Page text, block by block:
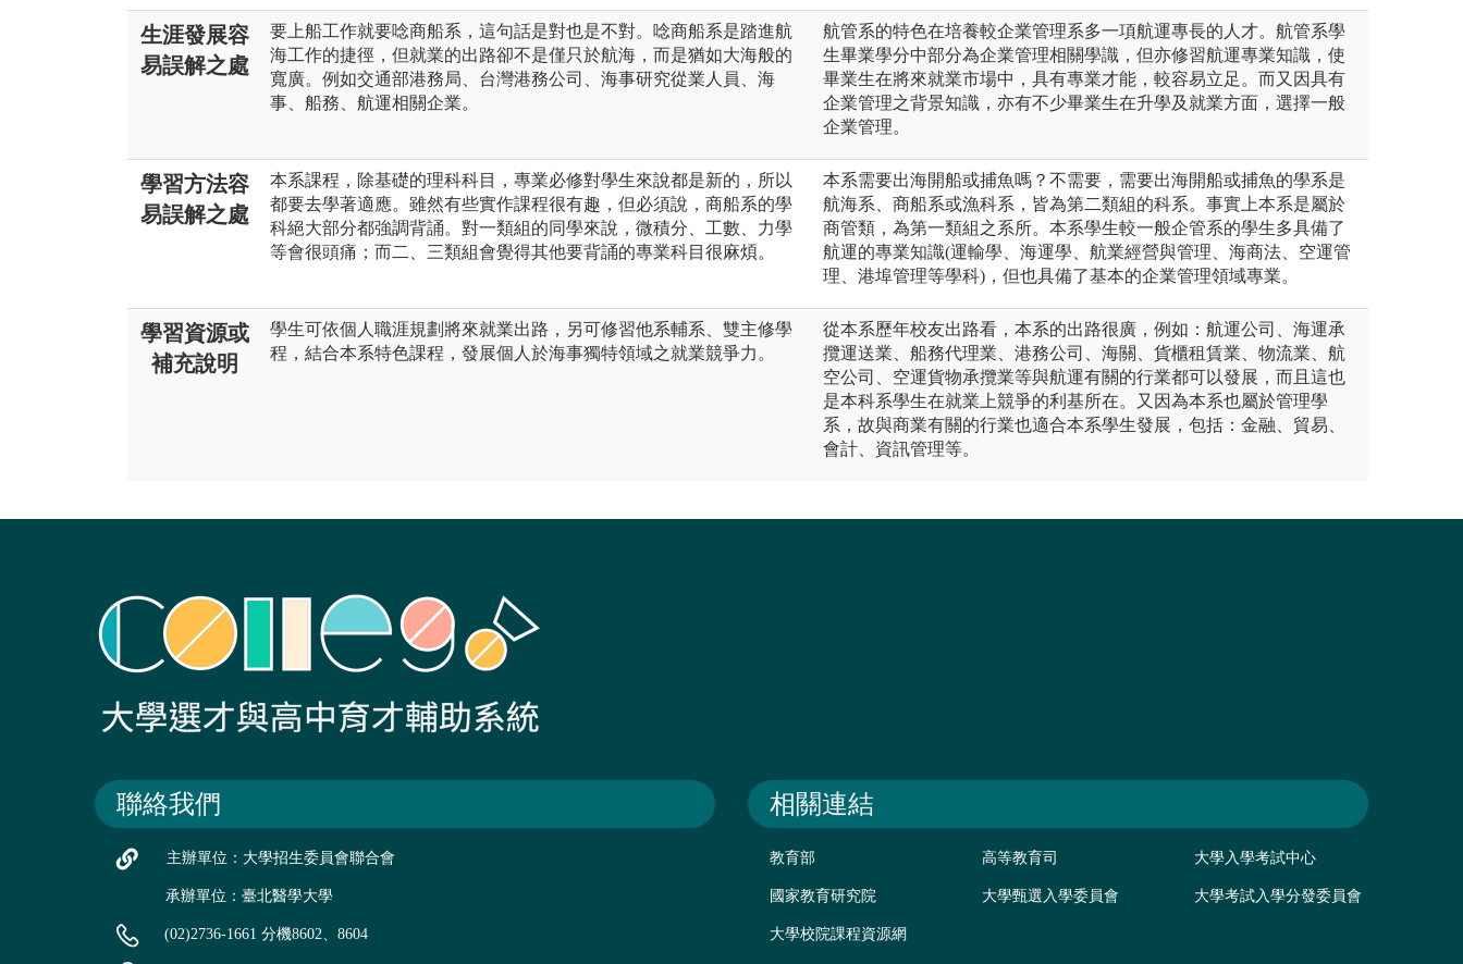
生涯發展容
易誤解之處
要上船工作就要唸商船系，這句話是對也是不對。唸商船系是踏進航
海工作的捷徑，但就業的出路卻不是僅只於航海，而是猶如大海般的
寬廣。例如交通部港務局、台灣港務公司、海事研究從業人員、海
事、船務、航運相關企業。
航管系的特色在培養較企業管理系多一項航運專長的人才。航管系學
生畢業學分中部分為企業管理相關學識，但亦修習航運專業知識，使
畢業生在將來就業市場中，具有專業才能，較容易立足。而又因具有
企業管理之背景知識，亦有不少畢業生在升學及就業方面，選擇一般
企業管理。
學習方法容
易誤解之處
本系課程，除基礎的理科科目，專業必修對學生來說都是新的，所以
都要去學著適應。雖然有些實作課程很有趣，但必須說，商船系的學
科絕大部分都強調背誦。對一類組的同學來說，微積分、工數、力學
等會很頭痛；而二、三類組會覺得其他要背誦的專業科目很麻煩。
本系需要出海開船或捕魚嗎？不需要，需要出海開船或捕魚的學系是
航海系、商船系或漁科系，皆為第二類組的科系。事實上本系是屬於
商管類，為第一類組之系所。本系學生較一般企管系的學生多具備了
航運的專業知識(運輸學、海運學、航業經營與管理、海商法、空運管
理、港埠管理等學科)，但也具備了基本的企業管理領域專業。
學習資源或
補充說明
學生可依個人職涯規劃將來就業出路，另可修習他系輔系、雙主修學
程，結合本系特色課程，發展個人於海事獨特領域之就業競爭力。
從本系歷年校友出路看，本系的出路很廣，例如：航運公司、海運承
攬運送業、船務代理業、港務公司、海關、貨櫃租賃業、物流業、航
空公司、空運貨物承攬業等與航運有關的行業都可以發展，而且這也
是本科系學生在就業上競爭的利基所在。又因為本系也屬於管理學
系，故與商業有關的行業也適合本系學生發展，包括：金融、貿易、
會計、資訊管理等。
聯絡我們
主辦單位：大學招生委員會聯合會
承辦單位：臺北醫學大學
(02)2736-1661 分機8602、8604
相關連結
教育部 高等教育司 大學入學考試中心
國家教育研究院 大學甄選入學委員會 大學考試入學分發委員會
大學校院課程資源網